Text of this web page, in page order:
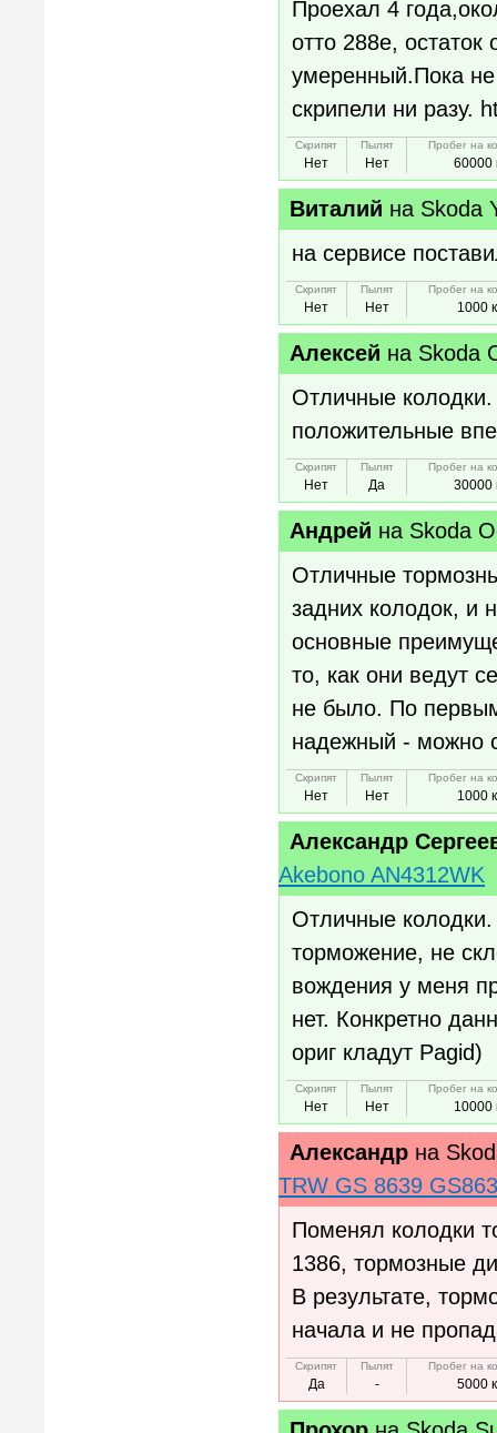
Проехал 4
отто 288е,
умеренный.Пока
скрипели ни разу.
Скрипят
Нет
Пылят
Нет
Пробег на
60000
Виталий на Skoda
на сервисе
Скрипят
Нет
Пылят
Нет
Пробег на
1000
Алексей на Skoda
Отличные колодки.
положительные
Скрипят
Нет
Пылят
Да
Пробег на
30000
Андрей на Skoda
Отличные
задних колодок, и
основные
то, как они ведут
не было. По первым
надежный - можно
Скрипят
Нет
Пылят
Нет
Пробег на
1000
Александр
Akebono AN4312WK
Отличные
торможение, не
вождения у меня
нет. Конкретно
ориг кладут Pagid)
Скрипят
Нет
Пылят
Нет
Пробег на
10000
Александр на
TRW GS 8639
Поменял колодки
1386, тормозные
В результате,
начала и не
Скрипят
Да
Пылят
-
Пробег на
5000